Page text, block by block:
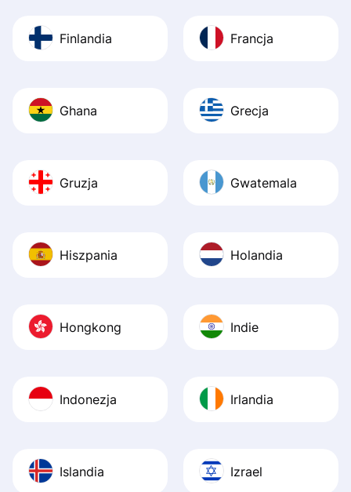
Finlandia Francja
Ghana Grecja
Gruzja Gwatemala
Hiszpania Holandia
Hongkong Indie
Indonezja Irlandia
Islandia Izrael